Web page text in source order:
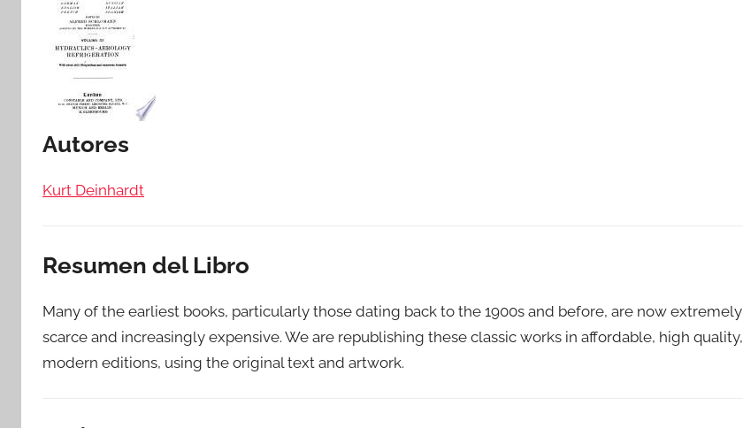
Autores
Kurt Deinhardt
Resumen del Libro
Many of the earliest books, particularly those dating back to the 1900s and before, are now extremely
scarce and increasingly expensive. We are republishing these classic works in affordable, high quality,
modern editions, using the original text and artwork.